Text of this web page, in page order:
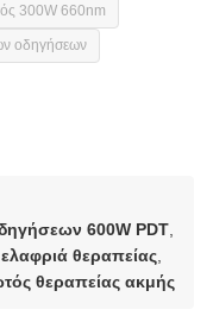
300W 660nm
οδηγήσεων
600W PDT
θεραπείας
θεραπείας ακμής